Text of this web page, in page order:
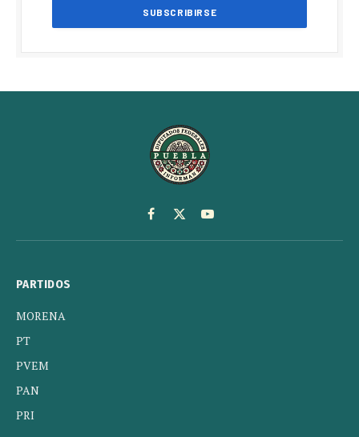
Facebook
X
(Twitter)
YouTube
PARTIDOS
MORENA
PT
PVEM
PAN
PRI